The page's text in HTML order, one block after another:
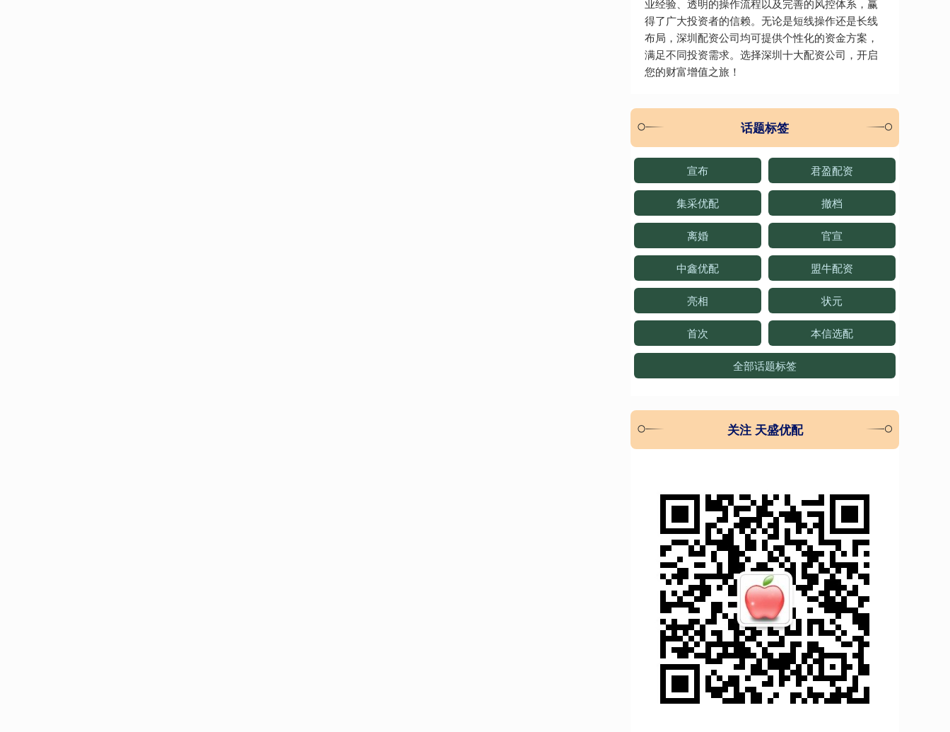
业经验、透明的操作流程以及完善的风控体系，赢
得了广大投资者的信赖。无论是短线操作还是长线
布局，深圳配资公司均可提供个性化的资金方案，
满足不同投资需求。选择深圳十大配资公司，开启
您的财富增值之旅！
话题标签
宣布 君盈配资
集采优配 撤档
离婚 官宣
中鑫优配 盟牛配资
亮相 状元
首次 本信选配
全部话题标签
关注 天盛优配